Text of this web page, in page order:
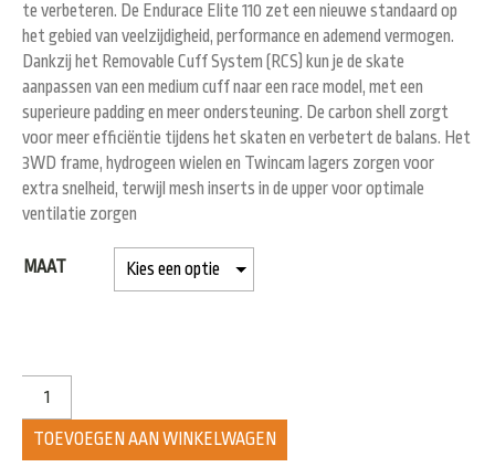
te verbeteren. De Endurace Elite 110 zet een nieuwe standaard op
het gebied van veelzijdigheid, performance en ademend vermogen.
Dankzij het Removable Cuff System (RCS) kun je de skate
aanpassen van een medium cuff naar een race model, met een
superieure padding en meer ondersteuning. De carbon shell zorgt
voor meer efficiëntie tijdens het skaten en verbetert de balans. Het
3WD frame, hydrogeen wielen en Twincam lagers zorgen voor
extra snelheid, terwijl mesh inserts in de upper voor optimale
ventilatie zorgen
MAAT
TOEVOEGEN AAN WINKELWAGEN